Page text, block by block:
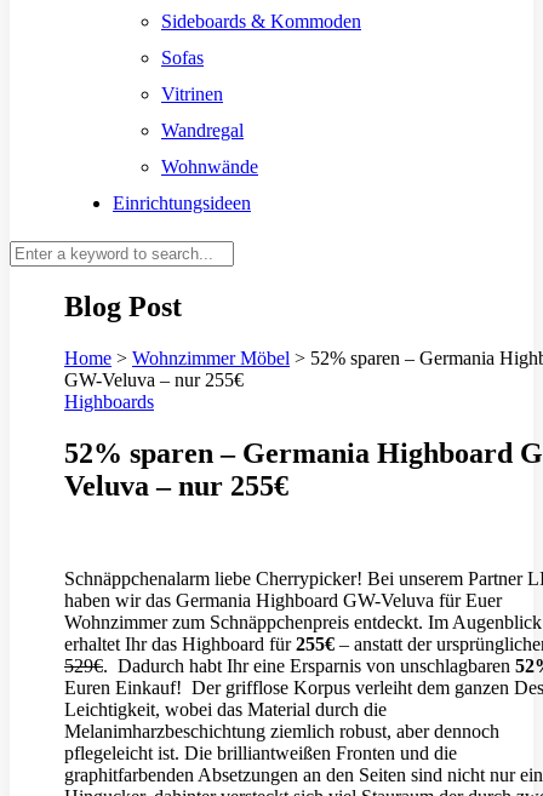
Sideboards & Kommoden
Sofas
Vitrinen
Wandregal
Wohnwände
Einrichtungsideen
Blog Post
Home > Wohnzimmer Möbel > 52% sparen – Germania
GW-Veluva – nur 255€
Highboards
52% sparen – Germania Highboard
Veluva – nur 255€
Schnäppchenalarm liebe Cherrypicker! Bei unserem Partner
haben wir das Germania Highboard GW-Veluva für Euer
Wohnzimmer zum Schnäppchenpreis entdeckt. Im Augenblick
erhaltet Ihr das Highboard für255€ – anstatt der
529€. Dadurch habt Ihr eine Ersparnis von unschlagbaren
Euren Einkauf! Der grifflose Korpus verleiht dem ganzen
Leichtigkeit, wobei das Material durch die
Melanimharzbeschichtung ziemlich robust, aber dennoch
pflegeleicht ist. Die brilliantweißen Fronten und die
graphitfarbenden Absetzungen an den Seiten sind nicht nur ein